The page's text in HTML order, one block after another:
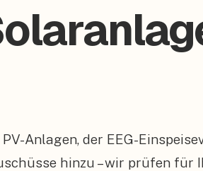
Anlagen, der EEG-
hinzu – wir prüfen